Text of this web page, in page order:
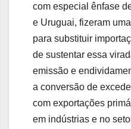
com especial ênfase
e Uruguai, fizeram
para substituir
de sustentar essa
emissão e
a conversão de
com exportações
em indústrias e no